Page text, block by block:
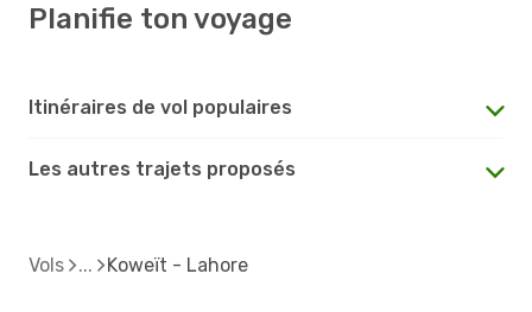
Planifie ton voyage
Itinéraires de vol populaires
Les autres trajets proposés
Vols Koweït - Lahore